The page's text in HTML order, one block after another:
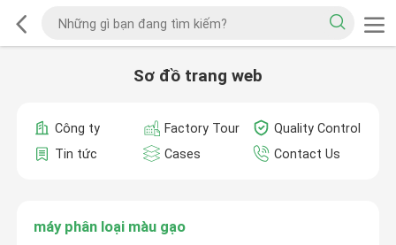
Sơ đồ trang web
Công ty Factory Tour
Quality Control
Tin tức
Cases Contact Us
máy phân loại màu gạo